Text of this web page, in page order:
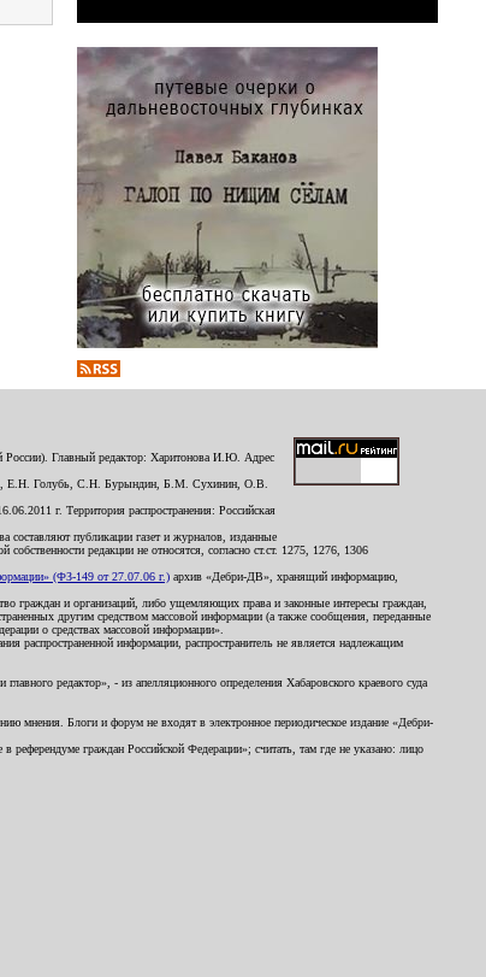
России). Главный редактор: Харитонова И.Ю. Адрес
Е.Н. Голубь, С.Н. Бурындин, Б.М. Сухинин, О.В.
г. Территория распространения: Российская
составляют публикации газет и журналов, изданные
редакции не относятся, согласно ст.ст. 1275, 1276, 1306
(ФЗ-149 от 27.07.06 г.) архив «Дебри-ДВ», хранящий информацию,
граждан и организаций, либо ущемляющих права и законные интересы граждан,
другим средством массовой информации (а также сообщения, переданные
о средствах массовой информации».
информации, распространитель не является надлежащим
редактор», - из апелляционного определения Хабаровского краевого суда
мнения. Блоги и форум не входят в электронное периодическое издание «Дебри-
граждан Российской Федерации»; считать, там где не указано: лицо